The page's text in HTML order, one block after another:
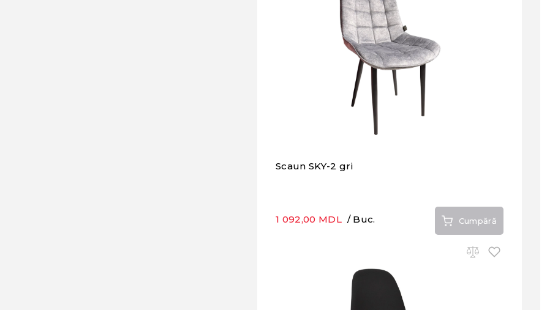
Scaun SKY-2 gri
1 092,00 MDL / Buc. Cumpără